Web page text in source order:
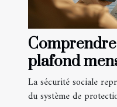
plafond
sécurité
La sécurité sociale
du système de